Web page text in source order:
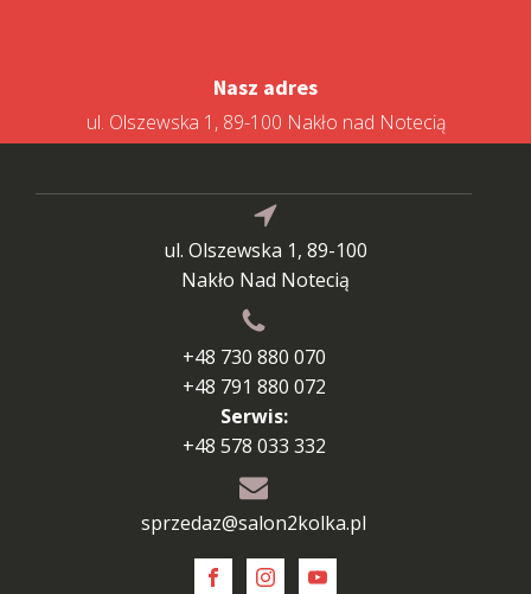
Nasz adres
ul. Olszewska 1, 89-100 Nakło nad Notecią
ul. Olszewska 1, 89-100
Nakło Nad Notecią
+48 730 880 070
+48 791 880 072
Serwis:
+48 578 033 332
sprzedaz@salon2kolka.pl